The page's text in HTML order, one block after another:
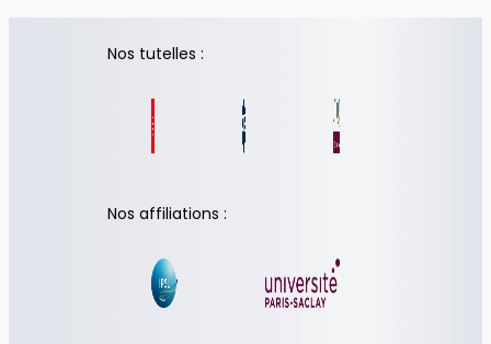
Nos tutelles :
Nos affiliations :